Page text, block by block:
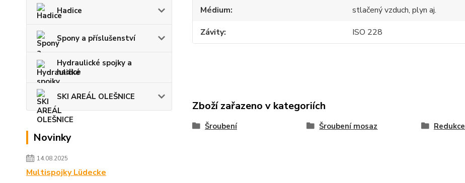
Hadice
Spony a příslušenství
Hydraulické spojky a
hadice
SKI AREÁL OLEŠNICE
Novinky
14.08.2025
Multispojky Lüdecke
Médium
stlačený vzduch, plyn aj.
Závity
ISO 228
Zboží zařazeno v kategoriích
Šroubení Šroubení mosaz